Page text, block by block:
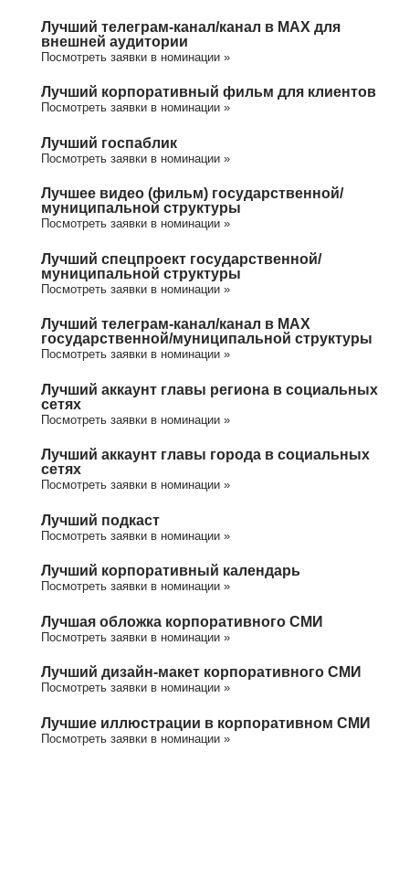
Лучший телеграм-канал/канал в МАХ для
внешней аудитории
Посмотреть заявки в номинации »
Лучший корпоративный фильм для клиентов
Посмотреть заявки в номинации »
Лучший госпаблик
Посмотреть заявки в номинации »
Лучшее видео (фильм) государственной/
муниципальной структуры
Посмотреть заявки в номинации »
Лучший спецпроект государственной/
муниципальной структуры
Посмотреть заявки в номинации »
Лучший телеграм-канал/канал в МАХ
государственной/муниципальной структуры
Посмотреть заявки в номинации »
Лучший аккаунт главы региона в социальных
сетях
Посмотреть заявки в номинации »
Лучший аккаунт главы города в социальных
сетях
Посмотреть заявки в номинации »
Лучший подкаст
Посмотреть заявки в номинации »
Лучший корпоративный календарь
Посмотреть заявки в номинации »
Лучшая обложка корпоративного СМИ
Посмотреть заявки в номинации »
Лучший дизайн-макет корпоративного СМИ
Посмотреть заявки в номинации »
Лучшие иллюстрации в корпоративном СМИ
Посмотреть заявки в номинации »